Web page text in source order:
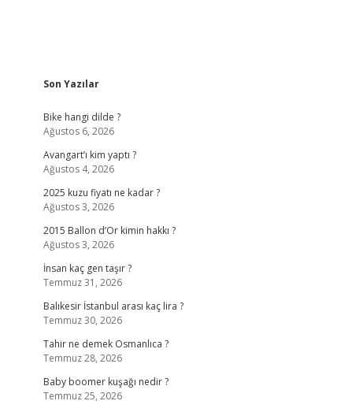
Sidebar
Son Yazılar
Bike hangi dilde ?
Ağustos 6, 2026
Avangart’ı kim yaptı ?
Ağustos 4, 2026
2025 kuzu fiyatı ne kadar ?
Ağustos 3, 2026
2015 Ballon d’Or kimin hakkı ?
Ağustos 3, 2026
İnsan kaç gen taşır ?
Temmuz 31, 2026
Balıkesir İstanbul arası kaç lira ?
Temmuz 30, 2026
Tahir ne demek Osmanlıca ?
Temmuz 28, 2026
Baby boomer kuşağı nedir ?
Temmuz 25, 2026